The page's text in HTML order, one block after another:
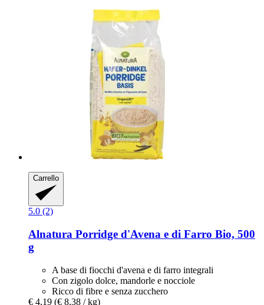
Carrello
5.0 (2)
Alnatura Porridge d'Avena e di Farro Bio, 500
g
A base di fiocchi d'avena e di farro integrali
Con zigolo dolce, mandorle e nocciole
Ricco di fibre e senza zucchero
€ 4,19 (€ 8,38 / kg)